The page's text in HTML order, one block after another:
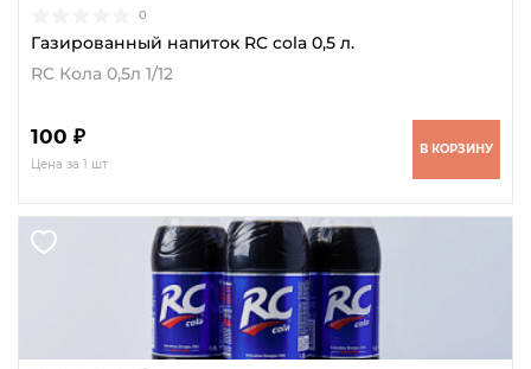
0
Газированный напиток RC cola 0,5 л.
RC Кола 0,5л 1/12
100 ₽
Цена за 1 шт
В КОРЗИНУ